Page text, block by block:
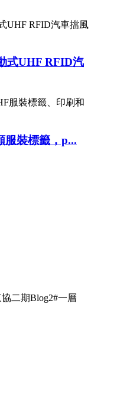
式UHF RFID汽
服裝標籤，p...
二期Blog2#一層